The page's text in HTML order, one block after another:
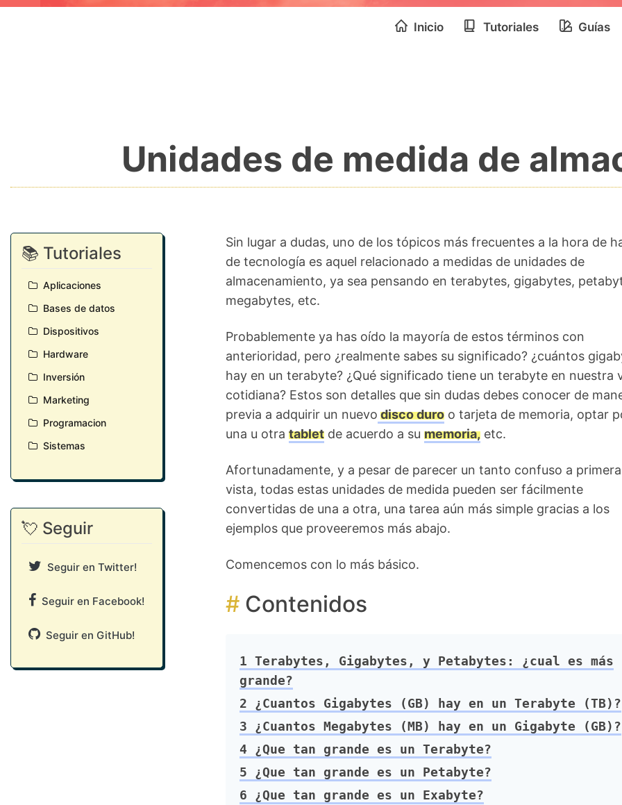
Inicio Tutoriales Guías
Unidades de medida de
📚 Tutoriales
Aplicaciones
Bases de datos
Dispositivos
Hardware
Inversión
Marketing
Programacion
Sistemas
💘 Seguir
Seguir en Twitter!
Seguir en Facebook!
Seguir en GitHub!
Sin lugar a dudas, uno de los tópicos más frecuentes a la hora de
de tecnología es aquel relacionado a medidas de unidades de
almacenamiento, ya sea pensando en terabytes, gigabytes,
megabytes, etc.
Probablemente ya has oído la mayoría de estos términos con
anterioridad, pero ¿realmente sabes su significado? ¿cuántos
hay en un terabyte? ¿Qué significado tiene un terabyte en nuestra
cotidiana? Estos son detalles que sin dudas debes conocer de
previa a adquirir un nuevo disco duroo tarjeta de memoria, optar
una u otra tabletde acuerdo a su memoria,etc.
Afortunadamente, y a pesar de parecer un tanto confuso a primera
vista, todas estas unidades de medida pueden ser fácilmente
convertidas de una a otra, una tarea aún más simple gracias a los
ejemplos que proveeremos más abajo.
Comencemos con lo más básico.
Contenidos
1 Terabytes, Gigabytes, y Petabytes: ¿cual es más
grande?
2 ¿Cuantos Gigabytes (GB) hay en un Terabyte (TB)?
3 ¿Cuantos Megabytes (MB) hay en un Gigabyte (GB)?
4 ¿Que tan grande es un Terabyte?
5 ¿Que tan grande es un Petabyte?
6 ¿Que tan grande es un Exabyte?